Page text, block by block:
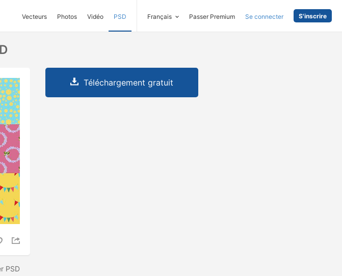
Vecteurs Photos Vidéo PSD Français Passer Premium Se connecter S'inscrire
PSD
Téléchargement gratuit